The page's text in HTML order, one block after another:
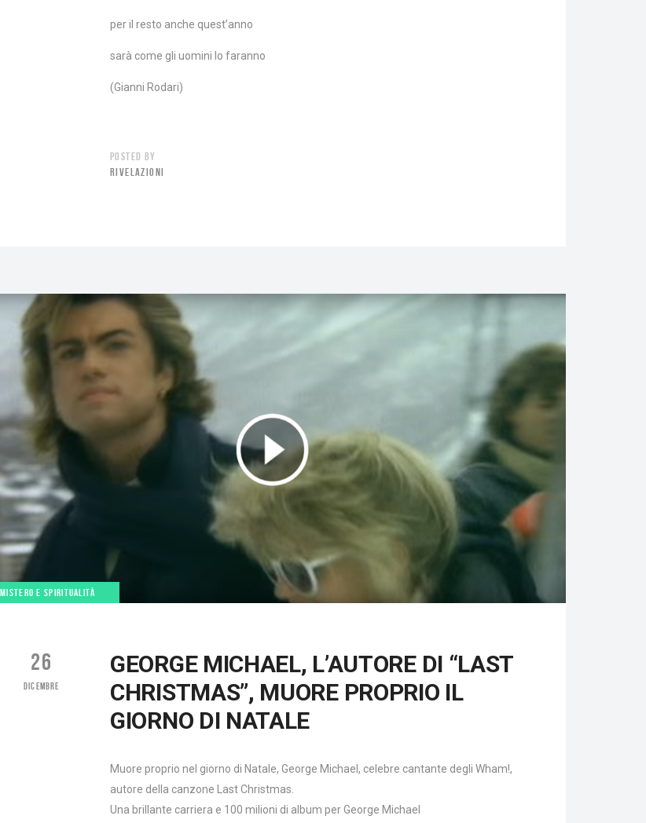
per il resto anche quest’anno
sarà come gli uomini lo faranno
(Gianni Rodari)
POSTED BY
RIVELAZIONI
MISTERO E SPIRITUALITÀ
26
DICEMBRE
GEORGE MICHAEL, L’AUTORE DI “LAST
CHRISTMAS”, MUORE PROPRIO IL
GIORNO DI NATALE
Muore proprio nel giorno di Natale, George Michael, celebre cantante degli Wham!,
autore della canzone Last Christmas.
Una brillante carriera e 100 milioni di album per George Michael